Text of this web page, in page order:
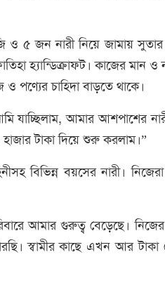
ও ৫ জন নারী নিয়ে জামায়
হ্যান্ডিক্রাফট। কাজের মান ও
পণ্যের চাহিদা বাড়তে থাকে।
যাচ্ছিলাম, আমার আশপাশের
টাকা দিয়ে শুরু করলাম।”
বিভিন্ন বয়সের নারী।
আমার গুরুত্ব বেড়েছে।
স্বামীর কাছে এখন আর টাকা